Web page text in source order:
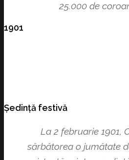
25.000 de
1901
Ședinţă festivă
La 2 februarie 1901,
sărbătorea o jumătate